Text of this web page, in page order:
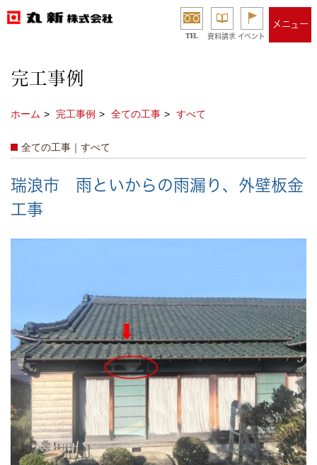
TEL 資料請求 イベント
メニュー
完工事例
ホーム 完工事例 全ての工事 すべて
全ての工事｜すべて
瑞浪市 雨といからの雨漏り、外壁板金
工事